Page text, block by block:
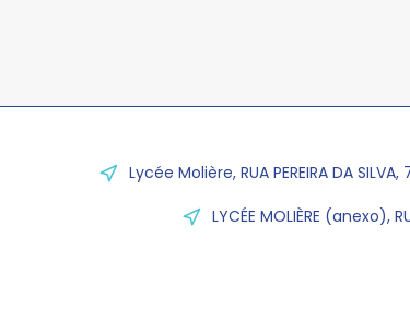
Lycée Molière, RUA PEREIRA DA
LYCÉE MOLIÈRE (anexo),